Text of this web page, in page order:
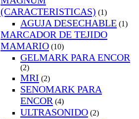
(CARACTERISTICAS) (1)
AGUJA DESECHABLE (1)
MARCADOR DE TEJIDO
MAMARIO (10)
GELMARK PARA ENCOR
(2)
MRI (2)
SENOMARK PARA
ENCOR (4)
ULTRASONIDO (2)